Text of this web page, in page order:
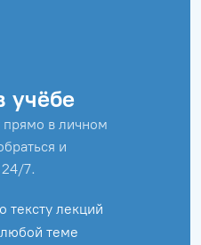
прямо в личном
и
24/7.
тексту лекций
теме